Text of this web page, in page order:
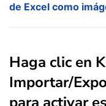
de Excel como
Haga clic en
Importar/